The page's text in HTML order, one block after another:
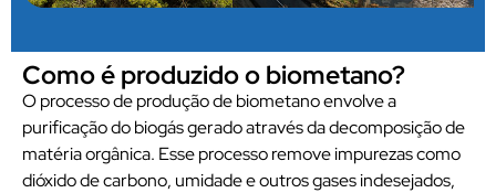
Como é produzido o biometano?
O processo de produção de biometano envolve a
purificação do biogás gerado através da decomposição de
matéria orgânica. Esse processo remove impurezas como
dióxido de carbono, umidade e outros gases indesejados,